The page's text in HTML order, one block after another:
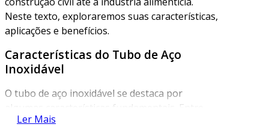
Neste texto, exploraremos suas características,
aplicações e benefícios.
Características do Tubo de Aço
Inoxidável
O tubo de aço inoxidável se destaca por
algumas características fundamentais. Entre
elas, podemos mencionar:
Ler Mais